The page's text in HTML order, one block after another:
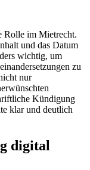
Rolle im Mietrecht.
und das Datum
wichtig, um
zu
nur
Kündigung
klar und deutlich
digital